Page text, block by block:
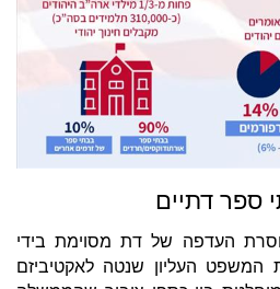
ספר דתיים
העדפה של דת מסוימת בידי
העליון שנטה לאקטיביזם